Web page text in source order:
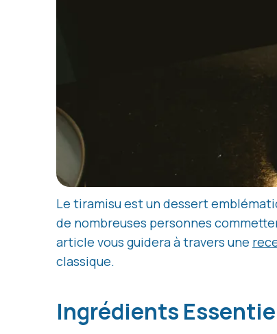
Le tiramisu est un dessert
de nombreuses personnes
article vous guidera à travers une
classique.
Ingrédients